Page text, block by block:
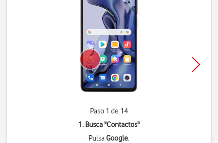
Paso 1 de 14
1. Busca "Contactos"
PulsaGoogle.